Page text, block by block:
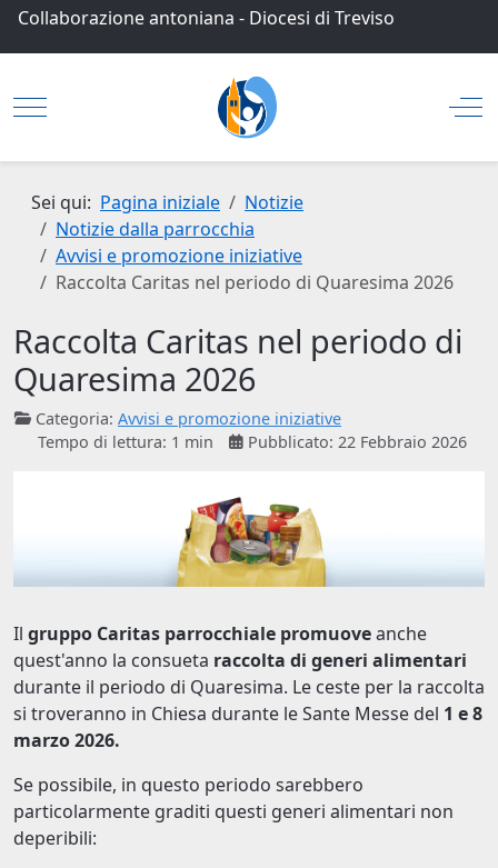
Collaborazione antoniana - Diocesi di Treviso
Mobile Menu Toggle
Sei qui: Pagina iniziale
Notizie
Notizie dalla parrocchia
Avvisi e promozione iniziative
Raccolta Caritas nel periodo di Quaresima 2026
Raccolta Caritas nel periodo di
Quaresima 2026
Categoria: Avvisi e promozione iniziative
Tempo di lettura: 1 min
Pubblicato: 22 Febbraio 2026
Il gruppo Caritas parrocchiale promuoveanche
quest'anno la consueta raccolta di generi alimentari
durante il periodo di Quaresima. Le ceste per la raccolta
si troveranno in Chiesa durante le Sante Messe del 1 e 8
marzo 2026.
Se possibile, in questo periodo sarebbero
particolarmente graditi questi generi alimentari non
deperibili: